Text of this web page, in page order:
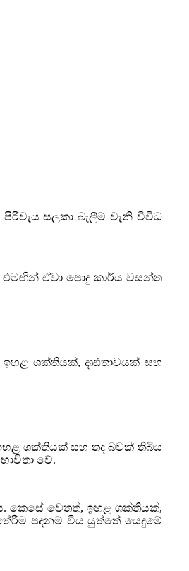
පිරිවැය සලකා බැලීම් වැනි විවිධ
එමඟින් ඒවා පොදු කාර්ය වසන්ත
ඉහළ ශක්තියක්, දෘඪතාවයක් සහ
ශක්තියක් සහ තද බවක් තිබිය
වේ.
කෙසේ වෙතත්, ඉහළ ශක්තියක්,
පදනම් විය යුත්තේ යෙදුමේ